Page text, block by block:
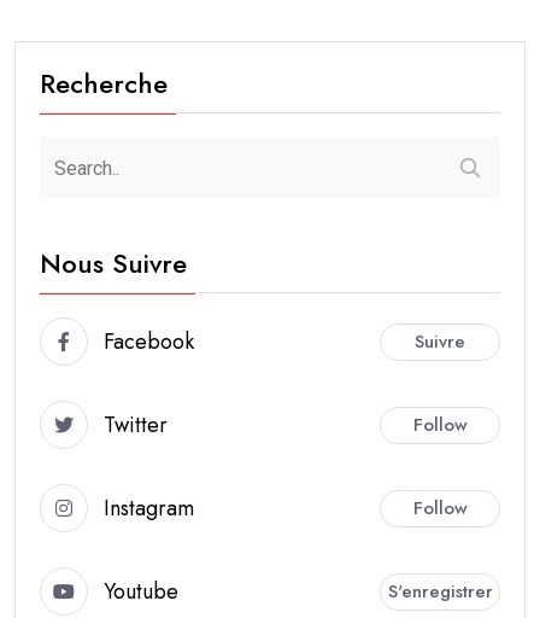
Recherche
Nous Suivre
Facebook Suivre
Twitter Follow
Instagram Follow
Youtube S'enregistrer